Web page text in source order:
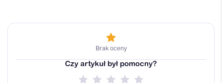
Brak oceny
Czy artykuł był pomocny?